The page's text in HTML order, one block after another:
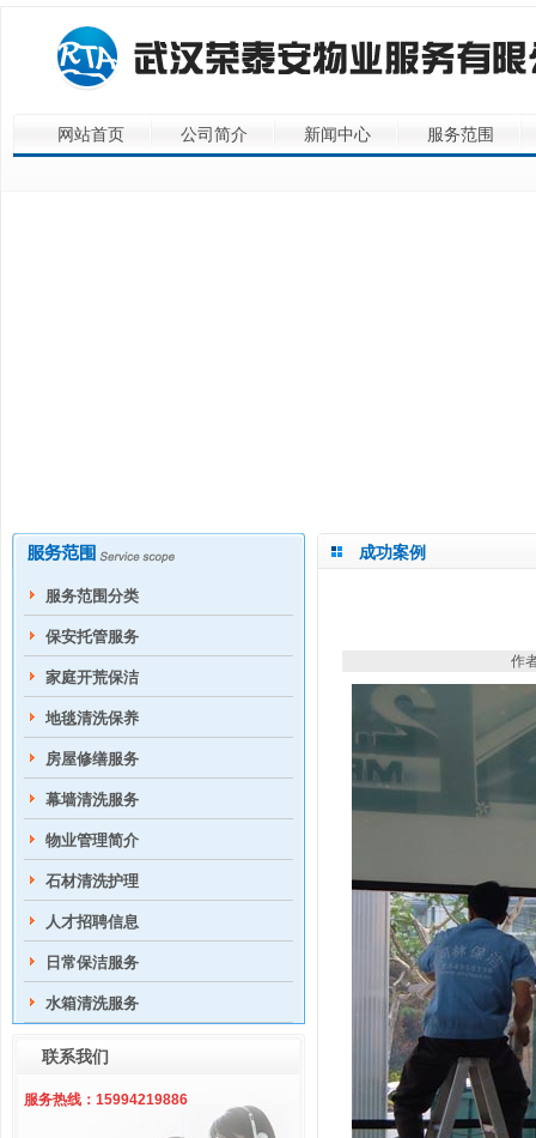
网站首页 公司简介 新闻中心 服务范围
服务范围分类
保安托管服务
家庭开荒保洁
地毯清洗保养
房屋修缮服务
幕墙清洗服务
物业管理简介
石材清洗护理
人才招聘信息
日常保洁服务
水箱清洗服务
联系我们
服务热线：15994219886
成功案例
作